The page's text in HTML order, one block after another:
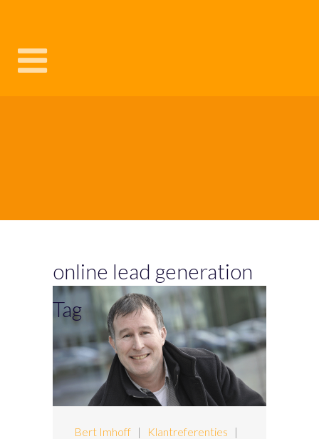
online lead generation
Tag
Bert Imhoff | Klantreferenties |